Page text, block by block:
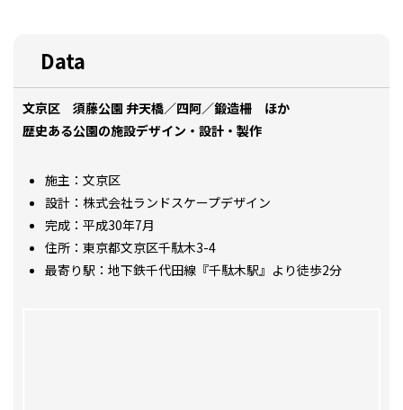
Data
文京区 須藤公園 弁天橋／四阿／鍛造柵 ほか
歴史ある公園の施設デザイン・設計・製作
施主：文京区
設計：株式会社ランドスケープデザイン
完成：平成30年7月
住所：東京都文京区千駄木3-4
最寄り駅：地下鉄千代田線『千駄木駅』より徒歩2分